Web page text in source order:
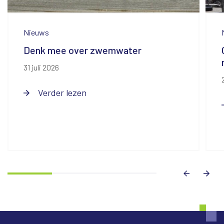
Nieuws
Denk mee over zwemwater
31 juli 2026
Verder lezen